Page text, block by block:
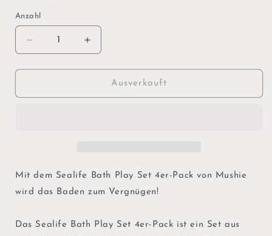
Anzahl
Verringere
die
Menge
Badespielzeug-
Erhöhe
die
Menge
Badespielzeug-
Ausverkauft
Mit dem Sealife Bath Play Set 4er-Pack von Mushie
wird das Baden zum Vergnügen!
Das Sealife Bath Play Set 4er-Pack ist ein Set aus